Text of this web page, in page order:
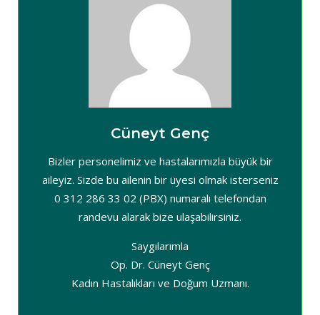
Cüneyt Genç
Bizler personelimiz ve hastalarımızla büyük bir
aileyiz. Sizde bu ailenin bir üyesi olmak isterseniz
0 312 286 33 02 (PBX) numaralı telefondan
randevu alarak bize ulaşabilirsiniz.
Saygılarımla
Op. Dr. Cüneyt Genç
Kadın Hastalıkları ve Doğum Uzmanı.